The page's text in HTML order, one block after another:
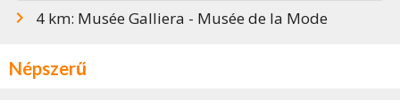
4 km: Musée Galliera - Musée de la Mode
Népszerű